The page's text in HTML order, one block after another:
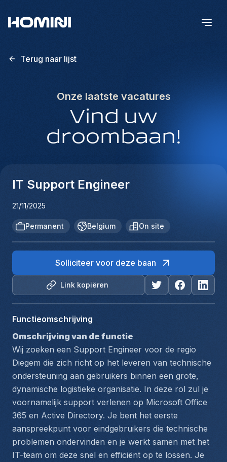
Terug naar lijst
Onze laatste vacatures
Vind uw
droombaan!
IT Support Engineer
21/11/2025
Permanent Belgium On site
Link kopiëren
Solliciteer voor deze baan
Functieomschrijving
Omschrijving van de functie
Wij zoeken een Support Engineer voor de regio
Diegem die zich richt op het leveren van technische
ondersteuning aan gebruikers binnen een grote,
dynamische logistieke organisatie. In deze rol zul je
voornamelijk support verlenen op Microsoft Office
365 en Active Directory. Je bent het eerste
aanspreekpunt voor eindgebruikers die technische
problemen ondervinden en je werkt samen met het
IT-team om deze snel en efficiënt op te lossen. Je